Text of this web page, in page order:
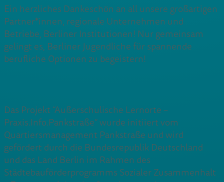
Ein herzliches Dankeschön an all unsere großartigen
Partner*innen, regionale Unternehmen und
Betriebe, Berliner Institutionen! Nur gemeinsam
gelingt es, Berliner Jugendliche für spannende
berufliche Optionen zu begeistern!
Das Projekt “Außerschulische Lernorte –
Praxis.Info.Pankstraße” wurde initiiert vom
Quartiersmanagement Pankstraße und wird
gefördert durch die Bundesrepublik Deutschland
und das Land Berlin im Rahmen des
Städtebauförderprogramms Sozialer Zusammenhalt